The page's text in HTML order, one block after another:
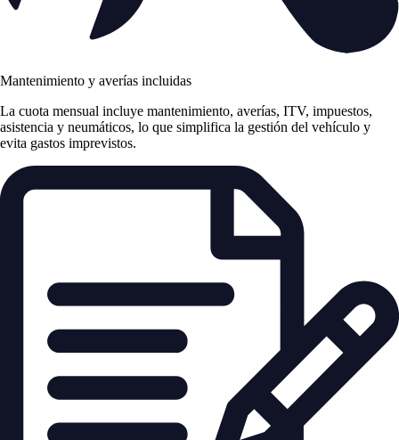
Mantenimiento y averías incluidas
La cuota mensual incluye mantenimiento, averías, ITV, impuestos,
asistencia y neumáticos, lo que simplifica la gestión del vehículo y
evita gastos imprevistos.